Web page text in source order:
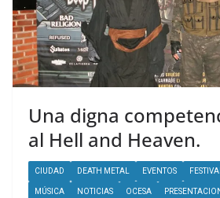
Una digna
al Hell and Heaven.
CIUDAD DEATH METAL EVENTOS
MÚSICA NOTICIAS OCESA